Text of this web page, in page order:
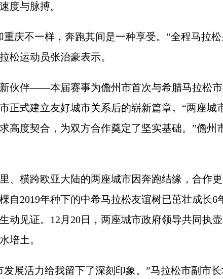
度与脉搏。
不一样，奔跑其间是一种享受。”全程马拉松
松运动员张治豪表示。
伴——本届赛事为儋州市首次与希腊马拉松市
正式建立友好城市关系后的崭新篇章。“两座城
高度契合，为双方合作奠定了坚实基础。”儋州
横跨欧亚大陆的两座城市因奔跑结缘，合作更
自2019年种下的中希马拉松友谊树已茁壮成长6
动见证。12月20日，两座城市政府领导共同执
培土。
活力给我留下了深刻印象。”马拉松市副市长